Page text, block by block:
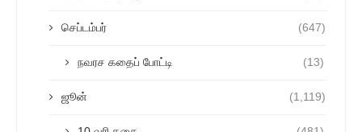
செப்டம்பர் (647)
நவரச கதைப் போட்டி (13)
ஜூன் (1,119)